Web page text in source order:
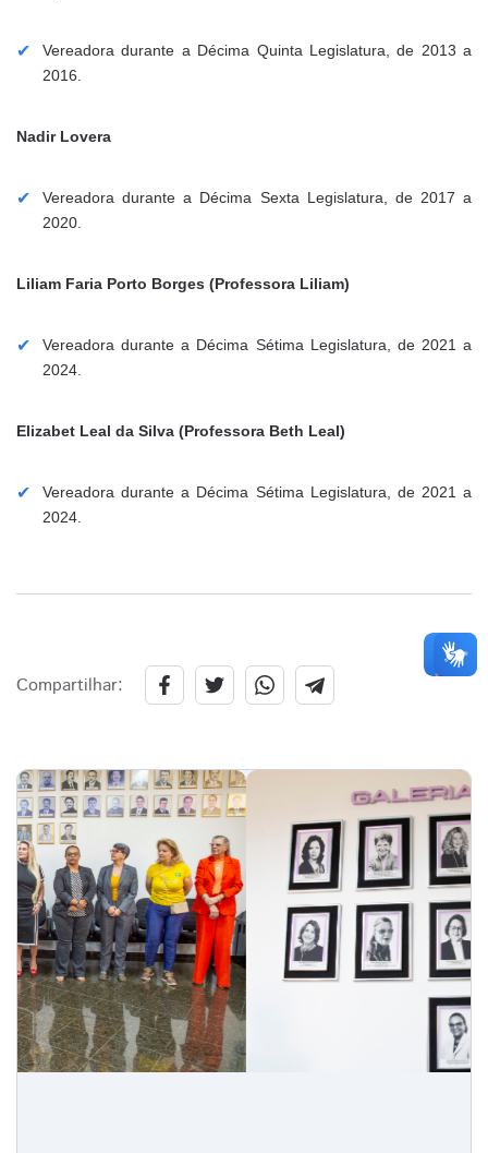
Vereadora durante a Décima Quinta Legislatura, de 2013 a
2016.
Nadir Lovera
Vereadora durante a Décima Sexta Legislatura, de 2017 a
2020.
Liliam Faria Porto Borges (Professora Liliam)
Vereadora durante a Décima Sétima Legislatura, de 2021 a
2024.
Elizabet Leal da Silva (Professora Beth Leal)
Vereadora durante a Décima Sétima Legislatura, de 2021 a
2024.
Compartilhar: